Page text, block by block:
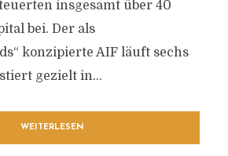
insgesamt über 40
bei. Der als
konzipierte AIF läuft sechs
gezielt in...
WEITERLESEN